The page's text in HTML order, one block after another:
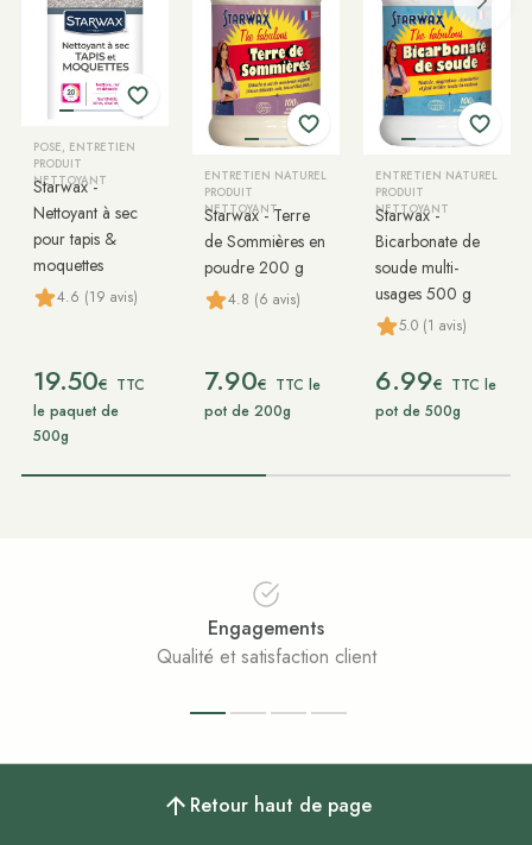
POSE, ENTRETIEN
PRODUIT
NETTOYANT
Starwax -
Nettoyant à sec
pour tapis &
moquettes
4.6 (19 avis)
19.50€ TTC
le paquet de
500g
ENTRETIEN NATUREL
PRODUIT
NETTOYANT
Starwax - Terre
de Sommières en
poudre 200 g
4.8 (6 avis)
7.90€ TTC le
pot de 200g
ENTRETIEN NATUREL
PRODUIT
NETTOYANT
Starwax -
Bicarbonate de
soude multi-
usages 500 g
5.0 (1 avis)
6.99€ TTC le
pot de 500g
Engagements
Qualité et satisfaction client
Retour haut de page